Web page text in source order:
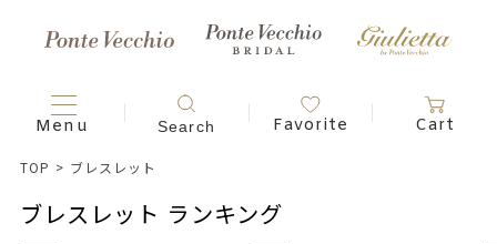
TOP > ブレスレット
ブレスレット ランキング